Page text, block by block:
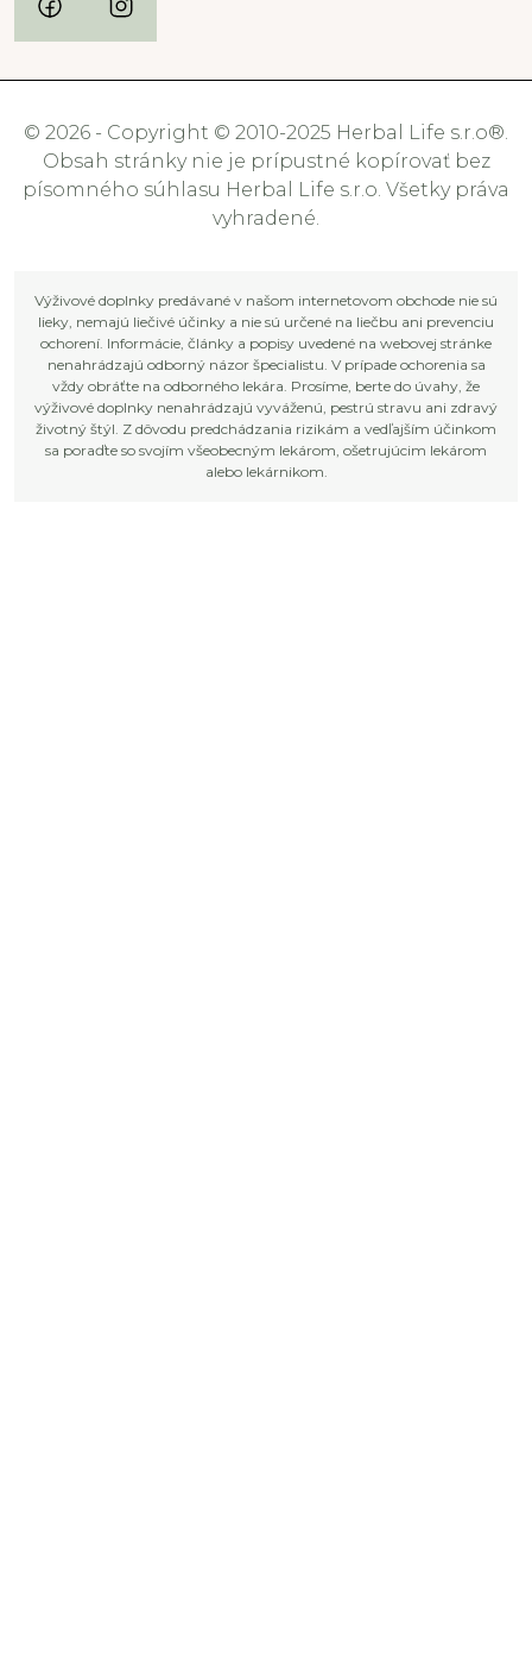
© 2026 - Copyright © 2010-2025 Herbal Life s.r.o®.
Obsah stránky nie je prípustné kopírovať bez
písomného súhlasu Herbal Life s.r.o. Všetky práva
vyhradené.
Výživové doplnky predávané v našom internetovom obchode nie sú
lieky, nemajú liečivé účinky a nie sú určené na liečbu ani prevenciu
ochorení. Informácie, články a popisy uvedené na webovej stránke
nenahrádzajú odborný názor špecialistu. V prípade ochorenia sa
vždy obráťte na odborného lekára. Prosíme, berte do úvahy, že
výživové doplnky nenahrádzajú vyváženú, pestrú stravu ani zdravý
životný štýl. Z dôvodu predchádzania rizikám a vedľajším účinkom
sa poraďte so svojím všeobecným lekárom, ošetrujúcim lekárom
alebo lekárnikom.